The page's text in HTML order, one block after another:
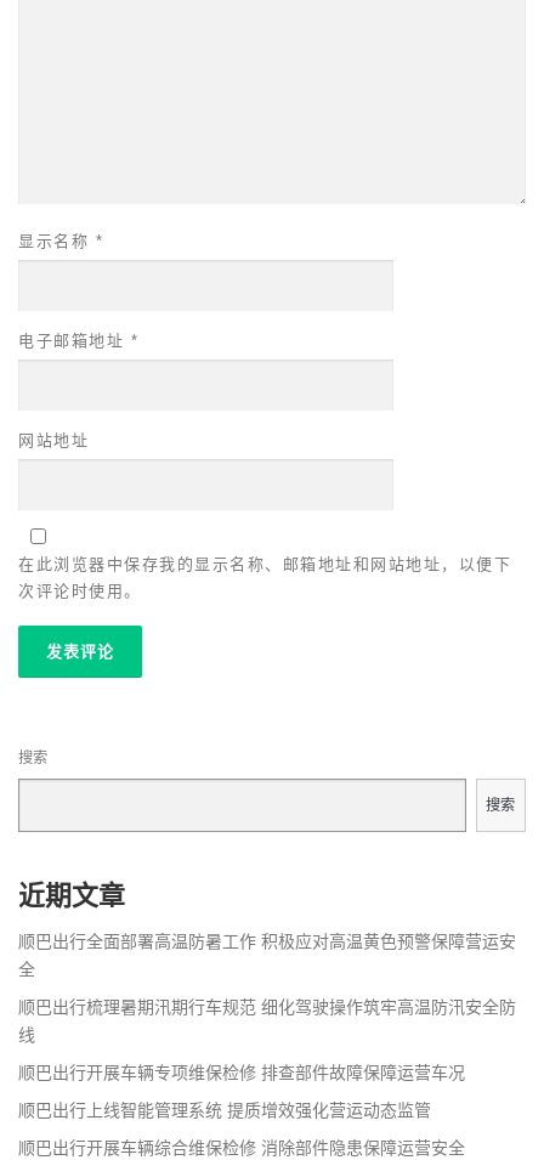
显示名称 *
电子邮箱地址 *
网站地址
在此浏览器中保存我的显示名称、邮箱地址和网站地址，以便下
次评论时使用。
搜索
搜索
近期文章
顺巴出行全面部署高温防暑工作 积极应对高温黄色预警保障营运安
全
顺巴出行梳理暑期汛期行车规范 细化驾驶操作筑牢高温防汛安全防
线
顺巴出行开展车辆专项维保检修 排查部件故障保障运营车况
顺巴出行上线智能管理系统 提质增效强化营运动态监管
顺巴出行开展车辆综合维保检修 消除部件隐患保障运营安全